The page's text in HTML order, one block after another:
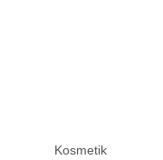
Kosmetik